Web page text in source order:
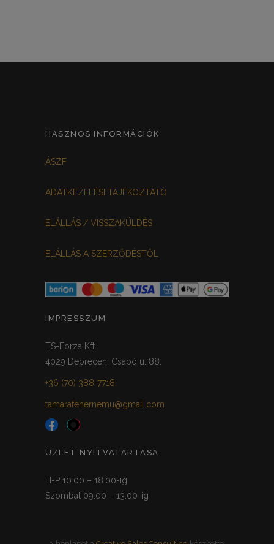
HASZNOS INFORMÁCIÓK
ÁSZF
ADATKEZELÉSI TÁJÉKOZTATÓ
ELÁLLÁS / VISSZAKÜLDÉS
ELÁLLÁS A SZERZŐDÉSTŐL
IMPRESSZUM
TS-Forza Kft
4029 Debrecen, Csapó u. 88.
+36 (70) 388-7718
tamarafehernemu@gmail.com
ÜZLET NYITVATARTÁSA
H-P 10.00 – 18.00-ig
Szombat 09.00 – 13.00-ig